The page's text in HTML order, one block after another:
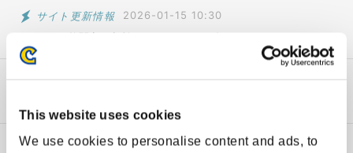
This website uses cookies
We use cookies to personalise content and ads, to
メンテナンス
障害情報
サイト更新情報
シャドルー格闘家研究所 メンテナンスのお知らせ
2026-01-15 10:30
サイト更新情報 2025-04-10 13:22
サイト更新情報 2025-03-06 15:39